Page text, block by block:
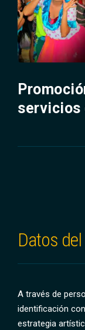
servicios
Datos
A través de
identificación
estrategia